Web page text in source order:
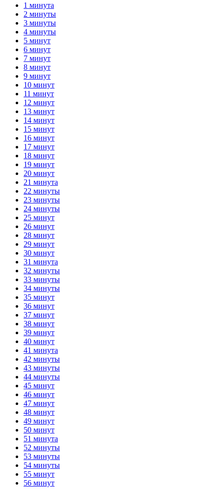
1 минута
2 минуты
3 минуты
4 минуты
5 минут
6 минут
7 минут
8 минут
9 минут
10 минут
11 минут
12 минут
13 минут
14 минут
15 минут
16 минут
17 минут
18 минут
19 минут
20 минут
21 минута
22 минуты
23 минуты
24 минуты
25 минут
26 минут
28 минут
29 минут
30 минут
31 минута
32 минуты
33 минуты
34 минуты
35 минут
36 минут
37 минут
38 минут
39 минут
40 минут
41 минута
42 минуты
43 минуты
44 минуты
45 минут
46 минут
47 минут
48 минут
49 минут
50 минут
51 минута
52 минуты
53 минуты
54 минуты
55 минут
56 минут